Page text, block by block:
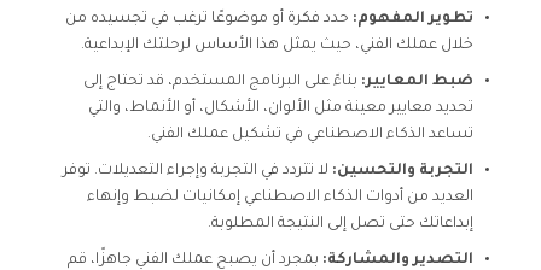
تطوير المفهوم: حدد فكرة أو موضوعًا ترغب في تجسيده من
خلال عملك الفني، حيث يمثل هذا الأساس لرحلتك الإبداعية.
ضبط المعايير: بناءً على البرنامج المستخدم، قد تحتاج إلى
تحديد معايير معينة مثل الألوان، الأشكال، أو الأنماط، والتي
تساعد الذكاء الاصطناعي في تشكيل عملك الفني.
التجربة والتحسين: لا تتردد في التجربة وإجراء التعديلات. توفر
العديد من أدوات الذكاء الاصطناعي إمكانيات لضبط وإنهاء
إبداعاتك حتى تصل إلى النتيجة المطلوبة.
التصدير والمشاركة: بمجرد أن يصبح عملك الفني جاهزًا، قم